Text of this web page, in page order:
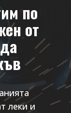
по
от
леки и